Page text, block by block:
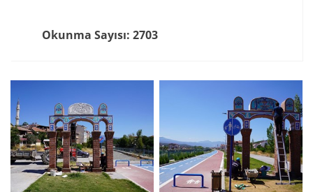
Okunma Sayısı: 2703